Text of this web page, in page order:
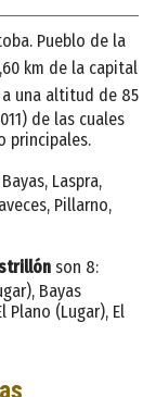
Pueblo de la
km de la capital
una altitud de 85
de las cuales
principales.
Laspra,
Pillarno,
son 8:
Bayas
Plano (Lugar), El